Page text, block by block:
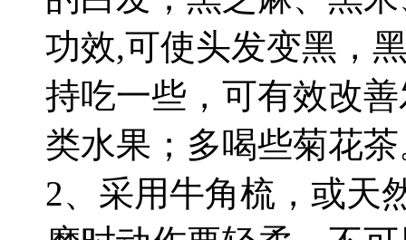
功效,可使头发变黑，
持吃一些，可有效改
类水果；多喝些菊花
2、采用牛角梳，或天